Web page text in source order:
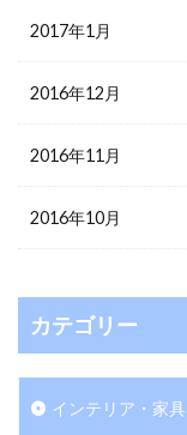
2017年1月
2016年12月
2016年11月
2016年10月
カテゴリー
インテリア・家具